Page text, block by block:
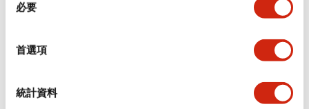
必要
首選項
統計資料
環境規範
功能規格
機械規格